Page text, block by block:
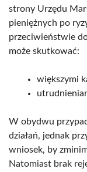
strony Urzędu
pieniężnych po
przeciwieństwie
może skutkować:
większymi
W obydwu
działań, jednak
wniosek, by
Natomiast brak